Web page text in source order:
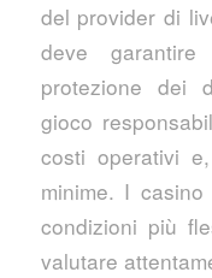
del provider di
deve
protezione dei
gioco
costi operativi
minime. I
condizioni più
valutare